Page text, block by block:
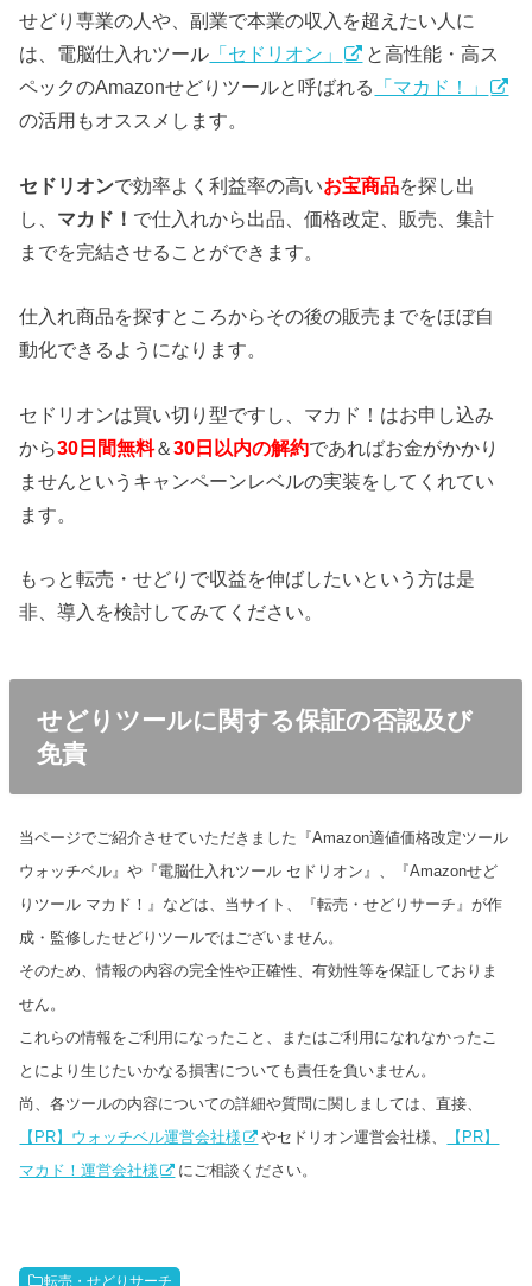
せどり専業の人や、副業で本業の収入を超えたい人に
は、電脳仕入れツール 「セドリオン」
と高性能・高ス
ペックのAmazonせどりツールと呼ばれる
「マカド！」
の活用もオススメします。
セドリオンで効率よく利益率の高いお宝商品を探し出
し、 マカド！ で仕入れから出品、価格改定、販売、集計
までを完結させることができます。
仕入れ商品を探すところからその後の販売までをほぼ自
動化できるようになります。
セドリオンは買い切り型ですし、マカド！はお申し込み
から30日間無料＆30日以内の解約であればお金がかかり
ませんというキャンペーンレベルの実装をしてくれてい
ます。
もっと転売・せどりで収益を伸ばしたいという方は是
非、導入を検討してみてください。
せどりツールに関する保証の否認及び
免責
当ページでご紹介させていただきました『Amazon適値価格改定ツール
ウォッチベル』や『電脳仕入れツール セドリオン』、『Amazonせど
りツール マカド！』などは、当サイト、『転売・せどりサーチ』が作
成・監修したせどりツールではございません。
そのため、情報の内容の完全性や正確性、有効性等を保証しておりま
せん。
これらの情報をご利用になったこと、またはご利用になれなかったこ
とにより生じたいかなる損害についても責任を負いません。
尚、各ツールの内容についての詳細や質問に関しましては、直接、
【PR】ウォッチベル運営会社様
やセドリオン運営会社様、
【PR】
マカド！運営会社様
にご相談ください。
転売・せどりサーチ